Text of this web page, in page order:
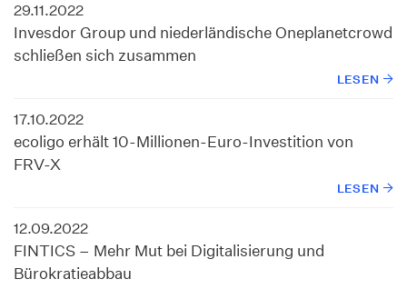
29.11.2022
Invesdor Group und niederländische Oneplanetcrowd
schließen sich zusammen
LESEN
17.10.2022
ecoligo erhält 10-Millionen-Euro-Investition von
FRV-X
LESEN
12.09.2022
FINTICS – Mehr Mut bei Digitalisierung und
Bürokratieabbau